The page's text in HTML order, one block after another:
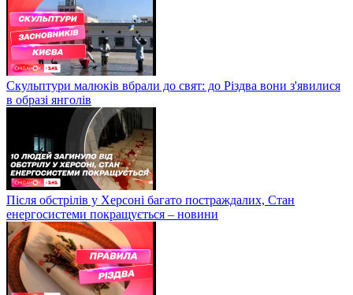
Скульптури малюків вбрали до свят: до Різдва вони з'явилися
в образі янголів
Після обстрілів у Херсоні багато постраждалих, Стан
енергосистеми покращується – новини